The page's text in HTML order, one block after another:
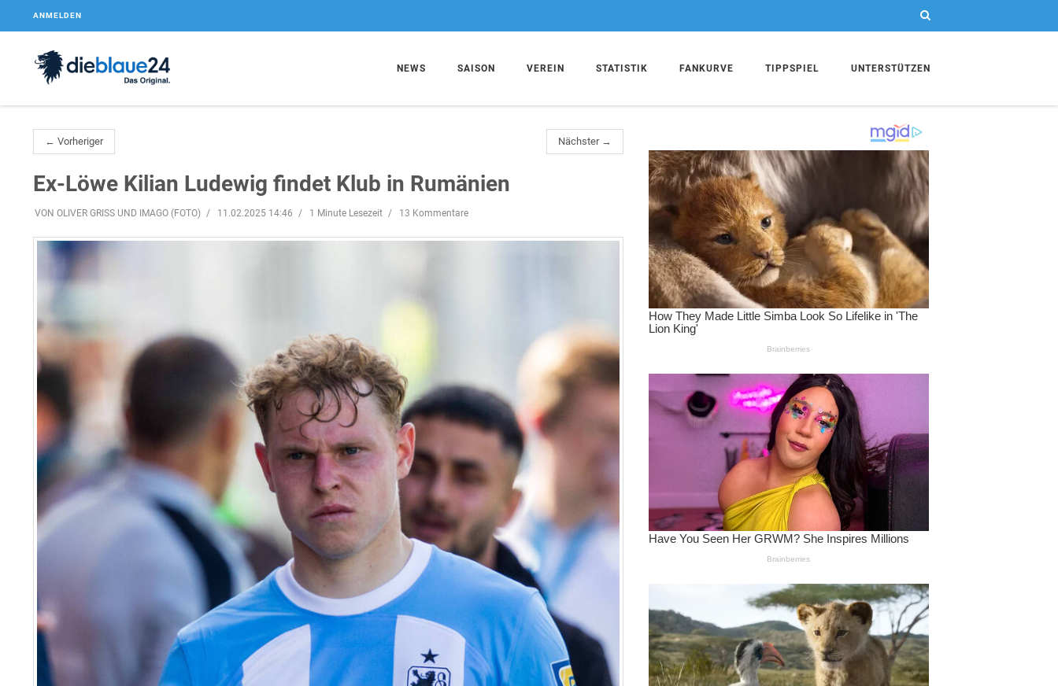
ANMELDEN
NEWS SAISON VEREIN STATISTIK FANKURVE TIPPSPIEL UNTERSTÜTZEN
← Vorheriger Nächster →
Ex-Löwe Kilian Ludewig findet Klub in Rumänien
VON OLIVER GRISS UND IMAGO (FOTO) 11.02.2025 14:46 1 Minute Lesezeit 13 Kommentare